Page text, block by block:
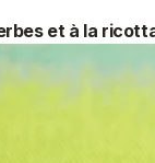
et à la